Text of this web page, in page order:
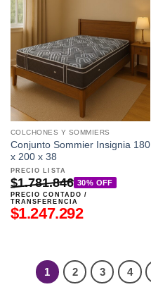
COLCHONES Y SOMMIERS
Conjunto Sommier Insignia 180
x 200 x 38
PRECIO LISTA
$1.781.846 30% OFF
PRECIO CONTADO /
TRANSFERENCIA
$1.247.292
1 2 3 4